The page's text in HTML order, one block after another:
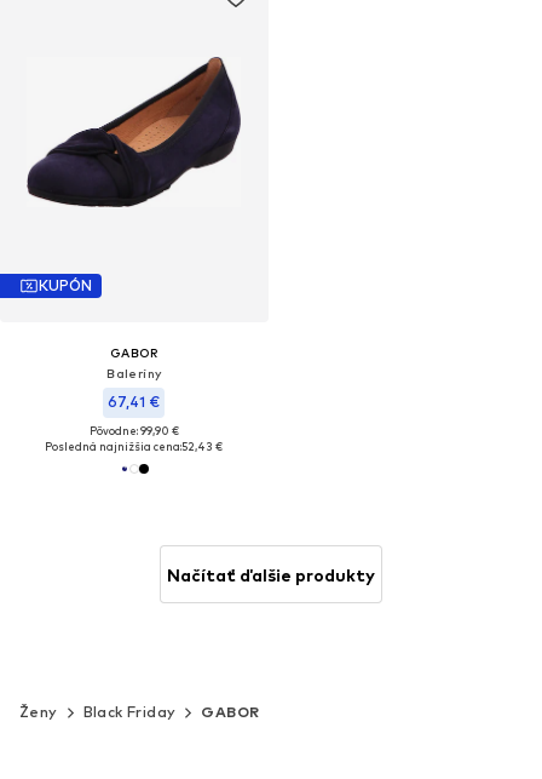
KUPÓN
GABOR
Baleríny
67,41 €
Pôvodne: 99,90 €
Posledná najnižšia cena:52,43 €
Načítať ďalšie produkty
Ženy Black Friday GABOR